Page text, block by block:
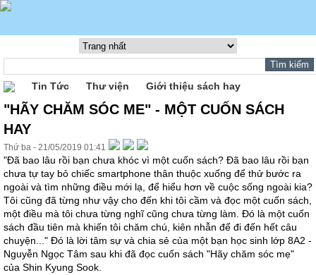
Tin Tức Thư viện Giới thiệu sách hay
"HÃY CHĂM SÓC ME" - MỘT CUỐN SÁCH
HAY
Thứ ba - 21/05/2019 01:41
"Đã bao lâu rồi bạn chưa khóc vì một cuốn sách? Đã bao lâu rồi bạn
chưa tự tay bỏ chiếc smartphone thân thuộc xuống để thử bước ra
ngoài và tìm những điều mới lạ, để hiểu hơn về cuộc sống ngoài kia?
Tôi cũng đã từng như vậy cho đến khi tôi cầm và đọc một cuốn sách,
một điều mà tôi chưa từng nghĩ cũng chưa từng làm. Đó là một cuốn
sách đầu tiên mà khiến tôi chăm chú, kiên nhẫn để đi đến hết câu
chuyện..." Đó là lời tâm sự và chia sẻ của một bạn học sinh lớp 8A2 -
Nguyễn Ngọc Tâm sau khi đã đọc cuốn sách "Hãy chăm sóc mẹ"
của Shin Kyung Sook.